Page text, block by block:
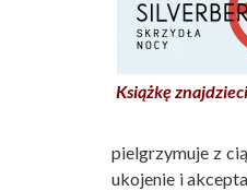
Książkę
pielgrzymuje z
ukojenie i